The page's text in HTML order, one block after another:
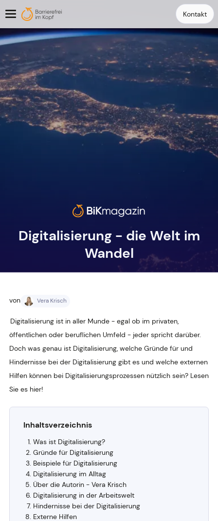
Kontakt
Digitalisierung - die Welt im
Wandel
von Vera Krisch
Digitalisierung ist in aller Munde - egal ob im privaten,
öffentlichen oder beruflichen Umfeld - jeder spricht darüber.
Doch was genau ist Digitalisierung, welche Gründe für und
Hindernisse bei der Digitalisierung gibt es und welche externen
Hilfen können bei Digitalisierungsprozessen nützlich sein? Lesen
Sie es hier!
Inhaltsverzeichnis
Was ist Digitalisierung?
Gründe für Digitalisierung
Beispiele für Digitalisierung
Digitalisierung im Alltag
Über die Autorin - Vera Krisch
Digitalisierung in der Arbeitswelt
Hindernisse bei der Digitalisierung
Externe Hilfen